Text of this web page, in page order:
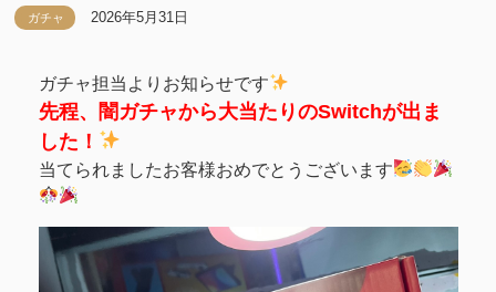
ガチャ 2026年5月31日
ガチャ担当よりお知らせです
先程、闇ガチャから大当たりのSwitchが出ま
した！
当てられましたお客様おめでとうございます